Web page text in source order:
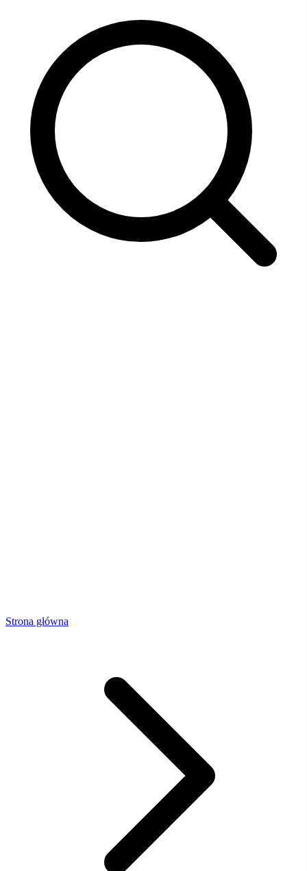
Strona główna